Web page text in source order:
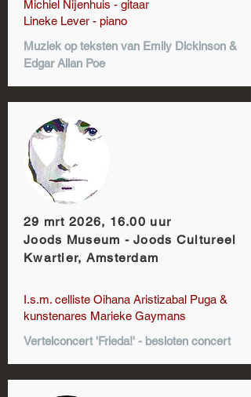
Michiel Nijenhuis - gitaar
Lineke Lever - piano​
Muziek op teksten van Emily Dickinson &
Edgar Allan Poe
29 mrt 2026, 16.00 uur
Joods Museum - Joods Cultureel
Kwartier, Amsterdam
I.s.m. celliste Oihana Aristizabal Puga &
kunstenares Marieke Gaymans
Vertelconcert 'Frieda!' - besloten concert